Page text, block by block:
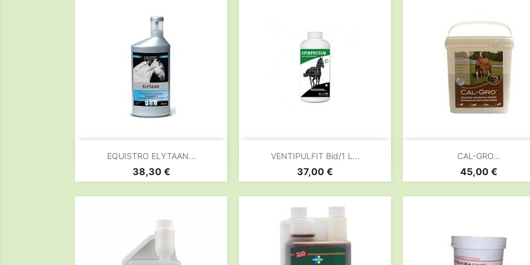
EQUISTRO ELYTAAN...
Prix
38,30 €
Aperçu rapide VENTIPULFIT Bid/1 L...
Prix
37,00 €
Aperçu rapide CAL-GRO...
Prix
45,00 €
Aperçu rapide